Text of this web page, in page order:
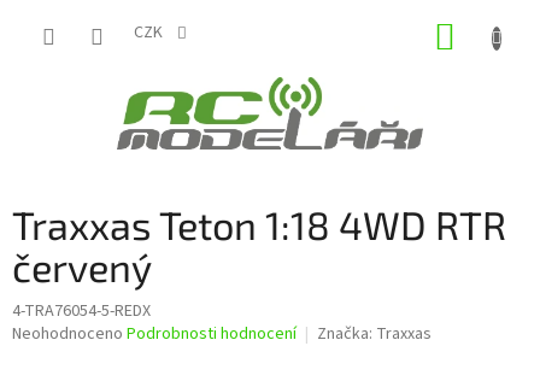
CZK
Traxxas Teton 1:18 4WD RTR
červený
4-TRA76054-5-REDX
Průměrné
Neohodnoceno Podrobnosti hodnocení Značka: Traxxas